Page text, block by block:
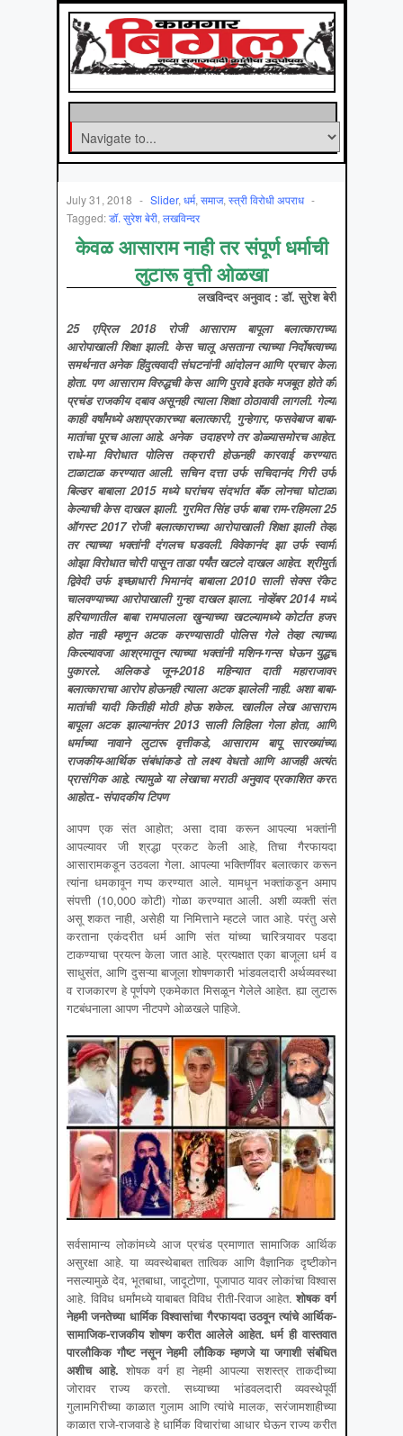
July 31, 2018 - Slider, धर्म, समाज, स्‍त्री विरोधी अपराध -
Tagged:डॉ. सुरेश बेरी, लखविन्दर
केवळ आसाराम नाही तर संपूर्ण धर्माची
लुटारू वृत्ती ओळखा
लखविन्दरअनुवाद: डॉ. सुरेश बेरी
25 एप्रिल 2018 रोजी आसाराम बापूला बलात्काराच्या
आरोपाखाली शिक्षा झाली. केस चालू असताना त्याच्या निर्दोषत्वाच्या
समर्थनात अनेक हिंदुत्ववादी संघटनांनी आंदोलन आणि प्रचार केला
होता. पण आसाराम विरुद्धची केस आणि पुरावे इतके मजबूत होते की
प्रचंड राजकीय दबाव असूनही त्याला शिक्षा ठोठावावी लागली. गेल्या
काही वर्षांमध्ये अशाप्रकारच्या बलात्कारी, गुन्हेगार, फसवेबाज बाबा-
मातांचा पूरच आला आहे. अनेक उदाहरणे तर डोळ्यासमोरच आहेत.
राधे-मा विरोधात पोलिस तक्रारी होऊनही कारवाई करण्यात
टाळाटाळ करण्यात आली. सचिन दत्ता उर्फ सचिदानंद गिरी उर्फ
बिल्डर बाबाला 2015 मध्ये घरांचय संदर्भात बॅंक लोनचा घोटाळा
केल्याची केस दाखल झाली. गुरमित सिंह उर्फ बाबा राम-रहिमला 25
ऑगस्ट 2017 रोजी बलात्काराच्या आरोपाखाली शिक्षा झाली तेव्हा
तर त्याच्या भक्तांनी दंगलच घडवली. विवेकानंद झा उर्फ स्वामी
ओझा विरोधात चोरी पासून ताडा पर्यंत खटले दाखल आहेत. श्रीमुर्ती
द्विवेदी उर्फ इच्छाधारी भिमानंद बाबाला 2010 साली सेक्स रॅकेट
चालवण्याच्या आरोपाखाली गुन्हा दाखल झाला. नोव्हेंबर 2014 मध्ये
हरियाणातील बाबा रामपालला खुन्याच्या खटल्यामध्ये कोर्टात हजर
होत नाही म्हणून अटक करण्यासाठी पोलिस गेले तेव्हा त्याच्या
किल्ल्यावजा आश्रमातून त्याच्या भक्तांनी मशिन-गन्स घेऊन युद्धच
पुकारले. अलिकडे जून-2018 महिन्यात दाती महाराजावर
बलात्काराचा आरोप होऊनही त्याला अटक झालेली नाही. अशा बाबा-
मातांची यादी कितीही मोठी होऊ शकेल. खालील लेख आसाराम
बापूला अटक झाल्यानंतर 2013 साली लिहिला गेला होता, आणि
धर्माच्या नावाने लुटारू वृत्तीकडे, आसाराम बापू सारख्यांच्या
राजकीय-आर्थिक संबंधांकडे तो लक्ष्य वेधतो आणि आजही अत्यंत
प्रासंगिक आहे. त्यामुळे या लेखाचा मराठी अनुवाद प्रकाशित करत
आहोत.- संपादकीय टिपण
आपण एक संत आहोत; असा दावा करून आपल्या भक्तांनी
आपल्यावर जी श्रद्धा प्रकट केली आहे, तिचा गैरफायदा
आसारामकडून उठवला गेला. आपल्या भक्तिणींवर बलात्कार करून
त्यांना धमकावून गप्प करण्यात आले. यामधून भक्तांकडून अमाप
संपत्ती (10,000 कोटी) गोळा करण्यात आली. अशी व्यक्ती संत
असू शकत नाही, असेही या निमित्ताने म्हटले जात आहे. परंतु असे
करताना एकंदरीत धर्म आणि संत यांच्या चारित्र्यावर पडदा
टाकण्याचा प्रयत्न केला जात आहे. प्रत्यक्षात एका बाजूला धर्म व
साधुसंत, आणि दुसऱ्या बाजूला शोषणकारी भांडवलदारी अर्थव्यवस्था
व राजकारण हे पूर्णपणे एकमेकात मिसळून गेलेले आहेत. ह्या लुटारू
गटबंधनाला आपण नीटपणे ओळखले पाहिजे.
सर्वसामान्य लोकांमध्ये आज प्रचंड प्रमाणात सामाजिक आर्थिक
असुरक्षा आहे. या व्यवस्थेबाबत तात्विक आणि वैज्ञानिक दृष्टीकोन
नसल्यामुळे देव, भूतबाधा, जादूटोणा, पूजापाठ यावर लोकांचा विश्वास
आहे. विविध धर्मांमध्ये याबाबत विविध रीती-रिवाज आहेत.शोषक वर्ग
नेहमी जनतेच्या धार्मिक विश्वासांचा गैरफायदा उठवून त्यांचे आर्थिक-
सामाजिक-राजकीय शोषण करीत आलेले आहेत. धर्म ही वास्तवात
पारलौकिक गौष्ट नसून नेहमी लौकिक म्हणजे या जगाशी संबंधित
अशीच आहे. शोषक वर्ग हा नेहमी आपल्या सशस्त्र ताकदीच्या
जोरावर राज्य करतो. सध्याच्या भांडवलदारी व्यवस्थेपूर्वी
गुलामगिरीच्या काळात गुलाम आणि त्यांचे मालक, सरंजामशाहीच्या
काळात राजे-राजवाडे हे धार्मिक विचारांचा आधार घेऊन राज्य करीत